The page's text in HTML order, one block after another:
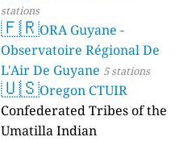
stations
🇫🇷ORA Guyane -
Observatoire Régional De
L'Air De Guyane 5 stations
🇺🇸Oregon CTUIR
Confederated Tribes of the
Umatilla Indian